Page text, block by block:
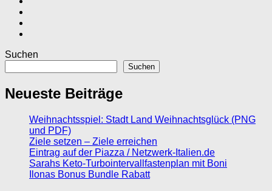
Suchen
Suchen
Neueste Beiträge
Weihnachtsspiel: Stadt Land Weihnachtsglück (PNG
und PDF)
Ziele setzen – Ziele erreichen
Eintrag auf der Piazza / Netzwerk-Italien.de
Sarahs Keto-Turbointervallfastenplan mit Boni
Ilonas Bonus Bundle Rabatt